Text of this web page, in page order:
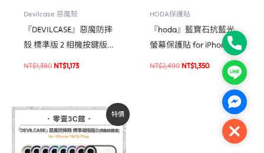
Devilcase 惡魔殼
『DEVILCASE』惡魔防摔
殼 標準版 2 相機按鍵版
For iPhone 16 Pro/16 Pro
NT$1,380 NT$1,173
HODA保護貼
『hoda』藍寶石抗藍光
螢幕保護貼 for iPhone
16e / 14 / 13 系列 手機玻
NT$2,490 NT$1,350
特價
原
始
價
格：
NT$1,480。
目
前
價
格：
NT$1,258。
Phone
Line
Close